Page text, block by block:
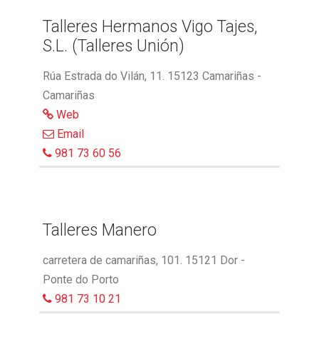
Talleres Hermanos Vigo Tajes,
S.L. (Talleres Unión)
Rúa Estrada do Vilán, 11. 15123 Camariñas -
Camariñas
Web
Email
981 73 60 56
Talleres Manero
carretera de camariñas, 101. 15121 Dor -
Ponte do Porto
981 73 10 21